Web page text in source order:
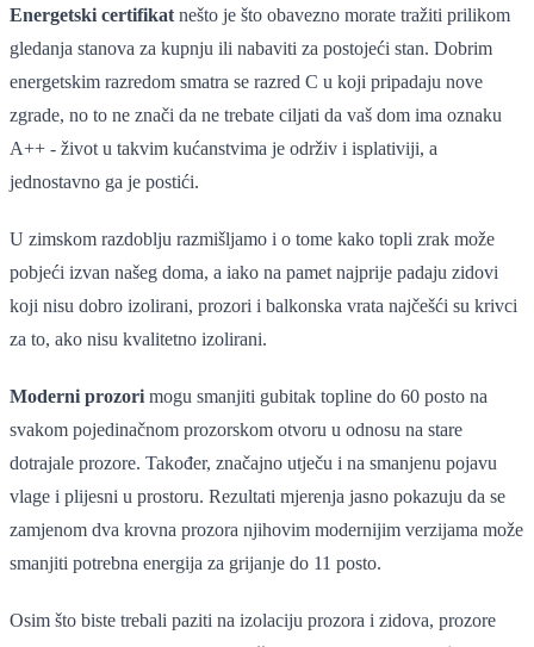
Energetski certifikat nešto je što obavezno morate tražiti prilikom
gledanja stanova za kupnju ili nabaviti za postojeći stan. Dobrim
energetskim razredom smatra se razred C u koji pripadaju nove
zgrade, no to ne znači da ne trebate ciljati da vaš dom ima oznaku
A++ - život u takvim kućanstvima je održiv i isplativiji, a
jednostavno ga je postići.
U zimskom razdoblju razmišljamo i o tome kako topli zrak može
pobjeći izvan našeg doma, a iako na pamet najprije padaju zidovi
koji nisu dobro izolirani, prozori i balkonska vrata najčešći su krivci
za to, ako nisu kvalitetno izolirani.
Moderni prozori mogu smanjiti gubitak topline do 60 posto na
svakom pojedinačnom prozorskom otvoru u odnosu na stare
dotrajale prozore. Također, značajno utječu i na smanjenu pojavu
vlage i plijesni u prostoru. Rezultati mjerenja jasno pokazuju da se
zamjenom dva krovna prozora njihovim modernijim verzijama može
smanjiti potrebna energija za grijanje do 11 posto.
Osim što biste trebali paziti na izolaciju prozora i zidova, prozore